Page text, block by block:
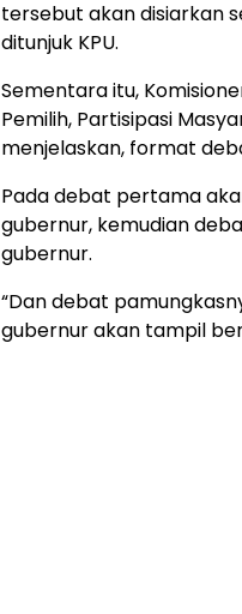
tersebut akan disiarkan
ditunjuk KPU.
Sementara itu,
Pemilih, Partisipasi
menjelaskan, format
Pada debat pertama
gubernur, kemudian
gubernur.
“Dan debat
gubernur akan tampil